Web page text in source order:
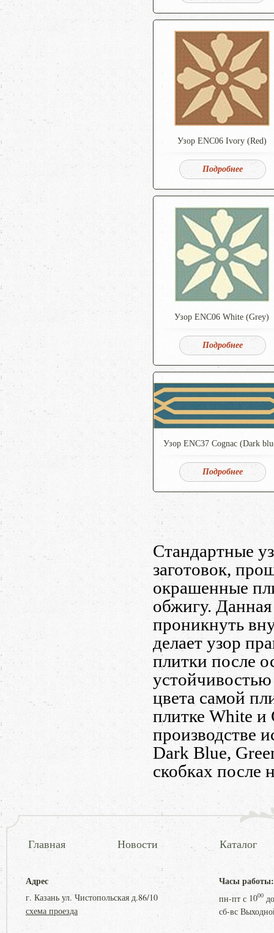
Узор ENC06 Ivory (Red)
Подробнее
Узор ENC06 White (Grey)
Подробнее
Узор ENC37 Cognac (Dark
Подробнее
Стандартные
заготовок,
окрашенные
обжигу.
проникнуть
делает узор
плитки после
цвета самой
плитке White и
производстве
Dark Blue,
скобках после
Главная Новости Каталог
Адрес
г. Казань ул. Чистопольская д.86/10
схема проезда
Часы работы:
пн-пт с 1000
сб-вс